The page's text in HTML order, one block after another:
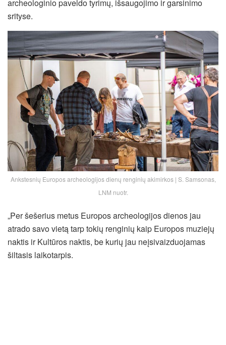
archeologinio paveldo tyrimų, išsaugojimo ir garsinimo
srityse.
Ankstesnių Europos archeologijos dienų renginių akimirkos | S. Samsonas,
LNM nuotr.
„Per šešerius metus Europos archeologijos dienos jau
atrado savo vietą tarp tokių renginių kaip Europos muziejų
naktis ir Kultūros naktis, be kurių jau neįsivaizduojamas
šiltasis laikotarpis.